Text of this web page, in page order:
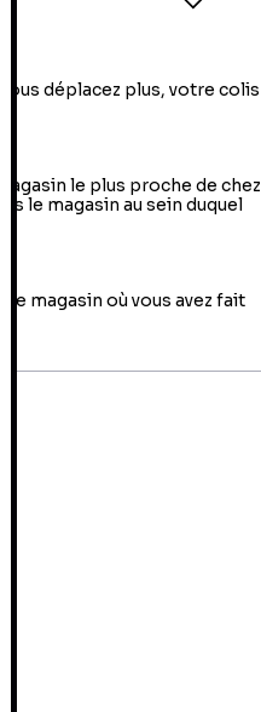
déplacez plus, votre colis
le plus proche de chez
le magasin au sein duquel
magasin où vous avez fait